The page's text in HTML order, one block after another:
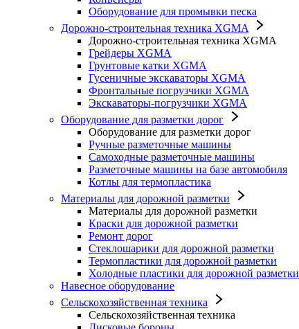
Оборудование для промывки песка
Дорожно-строительная техника XGMA
Дорожно-строительная техника XGMA
Грейдеры XGMA
Грунтовые катки XGMA
Гусеничные экскаваторы XGMA
Фронтальные погрузчики XGMA
Экскаваторы-погрузчики XGMA
Оборудование для разметки дорог
Оборудование для разметки дорог
Ручные разметочные машины
Самоходные разметочные машины
Разметочные машины на базе автомобиля
Котлы для термопластика
Материалы для дорожной разметки
Материалы для дорожной разметки
Краски для дорожной разметки
Ремонт дорог
Стеклошарики для дорожной разметки
Термопластики для дорожной разметки
Холодные пластики для дорожной разметки
Навесное оборудование
Сельскохозяйственная техника
Сельскохозяйственная техника